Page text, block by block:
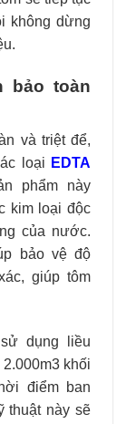
không dừng
bảo toàn
và triệt để,
loại EDTA
phẩm này
kim loại độc
của nước.
bảo vệ độ
giúp tôm
dụng liều
khối
điểm ban
thuật này sẽ